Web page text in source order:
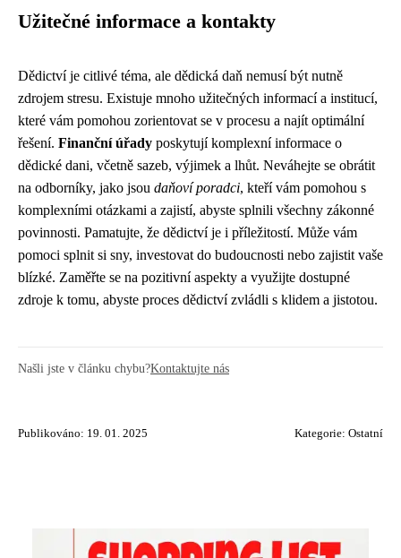
Užitečné informace a kontakty
Dědictví je citlivé téma, ale dědická daň nemusí být nutně
zdrojem stresu. Existuje mnoho užitečných informací a institucí,
které vám pomohou zorientovat se v procesu a najít optimální
řešení. Finanční úřady poskytují komplexní informace o
dědické dani, včetně sazeb, výjimek a lhůt. Neváhejte se obrátit
na odborníky, jako jsou daňoví poradci, kteří vám pomohou s
komplexními otázkami a zajistí, abyste splnili všechny zákonné
povinnosti. Pamatujte, že dědictví je i příležitostí. Může vám
pomoci splnit si sny, investovat do budoucnosti nebo zajistit vaše
blízké. Zaměřte se na pozitivní aspekty a využijte dostupné
zdroje k tomu, abyste proces dědictví zvládli s klidem a jistotou.
Našli jste v článku chybu?Kontaktujte nás
Publikováno: 19. 01. 2025 Kategorie: Ostatní